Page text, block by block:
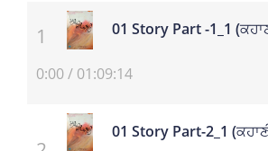
01 Story Part -1_1
0:00/ 01:09:14
01 Story Part-2_1